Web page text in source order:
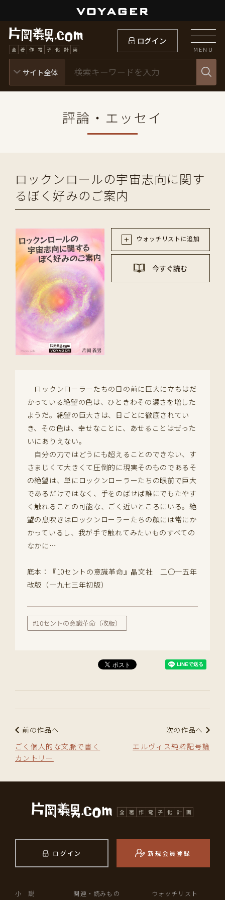
ログイン
MENU
評論・エッセイ
ロックンロールの宇宙志向に関す
るぼく好みのご案内
ウォッチリストに追加
今すぐ読む
ロックンローラーたちの目の前に巨大に立ちはだ
かっている絶望の色は、ひときわその濃さを増した
ようだ。絶望の巨大さは、日ごとに徹底されてい
き、その色は、幸せなことに、あせることはぜった
いにありえない。
自分の力ではどうにも超えることのできない、す
さまじくて大きくて圧倒的に現実そのものであるそ
の絶望は、単にロックンローラーたちの眼前で巨大
であるだけではなく、手をのばせば誰にでもたやす
く触れることの可能な、ごく近いところにいる。絶
望の息吹きはロックンローラーたちの顔には常にか
かっているし、我が手で触れてみたいものすべての
なかに…
底本：『10セントの意識革命』晶文社 二〇一五年
改版（一九七三年初版）
#10セントの意識革命（改版）
前の作品へ
ごく個人的な文脈で書く
カントリー
次の作品へ
エルヴィス純粋記号論
ログイン 新規会員登録
小 説 関連・読みもの ウォッチリスト